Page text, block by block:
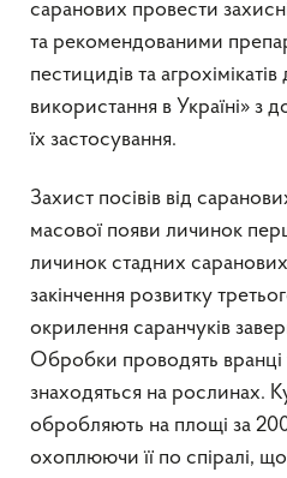
саранових провести
та рекомендованими
пестицидів та
використання в Україні» з
їх застосування.
Захист посівів від
масової появи личинок
личинок стадних саранових
закінчення розвитку
окрилення саранчуків
Обробки проводять вранці
знаходяться на рослинах.
обробляють на площі за
охоплюючи її по спіралі,